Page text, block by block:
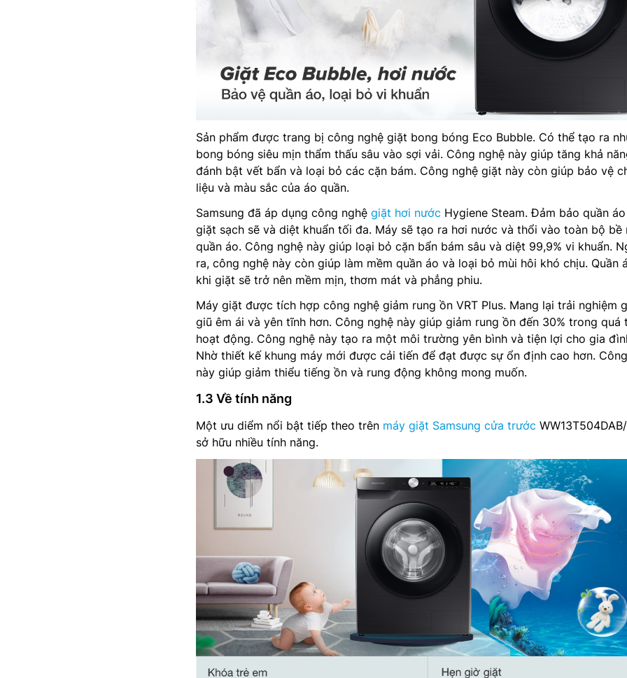
Sản phẩm được trang bị công nghệ giặt bong bóng Eco Bubble. Có thể tạo ra
bong bóng siêu mịn thẩm thấu sâu vào sợi vải. Công nghệ này giúp tăng khả
đánh bật vết bẩn và loại bỏ các cặn bám. Công nghệ giặt này còn giúp bảo vệ
liệu và màu sắc của áo quần.
Samsung đã áp dụng công nghệ giặt hơi nước Hygiene Steam. Đảm bảo quần
giặt sạch sẽ và diệt khuẩn tối đa. Máy sẽ tạo ra hơi nước và thổi vào toàn bộ bề
quần áo. Công nghệ này giúp loại bỏ cặn bẩn bám sâu và diệt 99,9% vi khuẩn.
ra, công nghệ này còn giúp làm mềm quần áo và loại bỏ mùi hôi khó chịu. Quần
khi giặt sẽ trở nên mềm mịn, thơm mát và phẳng phiu.
Máy giặt được tích hợp công nghệ giảm rung ồn VRT Plus. Mang lại trải nghiệm
giũ êm ái và yên tĩnh hơn. Công nghệ này giúp giảm rung ồn đến 30% trong quá
hoạt động. Công nghệ này tạo ra một môi trường yên bình và tiện lợi cho gia
Nhờ thiết kế khung máy mới được cải tiến để đạt được sự ổn định cao hơn.
này giúp giảm thiểu tiếng ồn và rung động không mong muốn.
1.3 Về tính năng
Một ưu diểm nổi bật tiếp theo trên máy giặt Samsung cửa trước
sở hữu nhiều tính năng.